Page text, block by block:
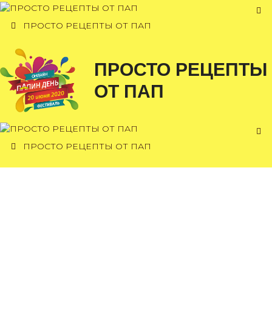
Перейти
ПРОСТО РЕЦЕПТЫ ОТ ПАП
ПРОСТО РЕЦЕПТЫ
ОТ ПАП
ПРОСТО РЕЦЕПТЫ ОТ ПАП